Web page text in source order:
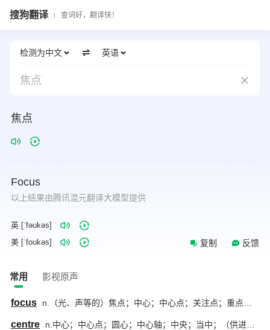
搜狗翻译 查词好，翻译快！
检测为中文 英语
焦点
焦点
Focus
以上结果由腾讯混元翻译大模型提供
英 [ˈfəʊkəs]
美 [ˈfoʊkəs]
复制 反馈
常用 影视原声
focus n.（光、声等的）焦点；中心；中心点；关注点；重点；病灶；震中；震源；（眼睛或镜头的）焦距；调焦
centre n.中心；中心点；圆心；中心轴；中央；当中；（供进行某种活动用的）中心站；中心机构；人口集中地区；生活区；（足球等的）中锋